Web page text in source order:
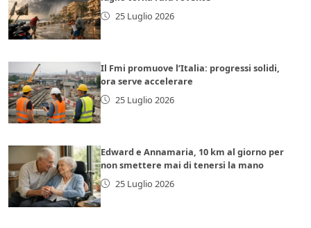
25 Luglio 2026
Il Fmi promuove l’Italia: progressi solidi,
ora serve accelerare
25 Luglio 2026
Edward e Annamaria, 10 km al giorno per
non smettere mai di tenersi la mano
25 Luglio 2026